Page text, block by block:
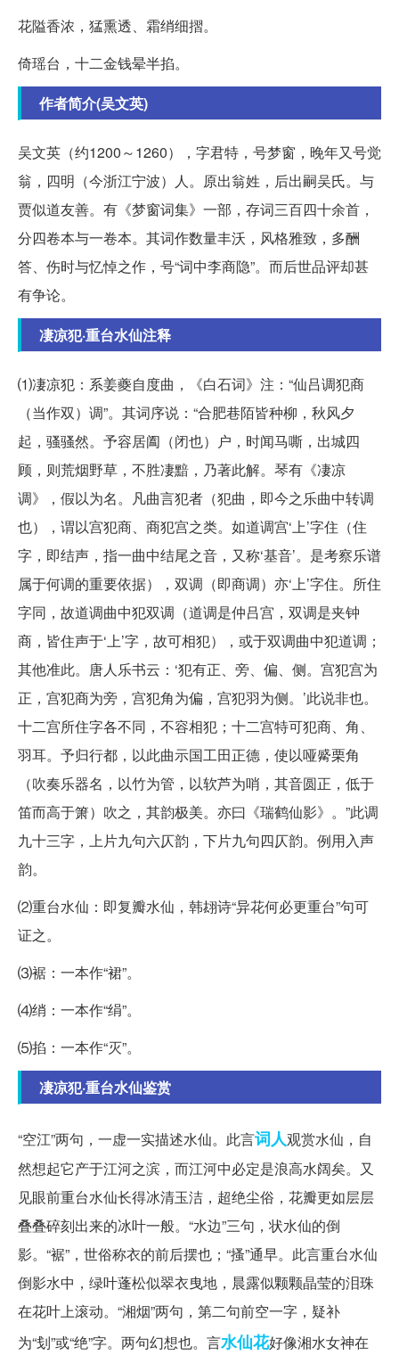
花隘香浓，猛熏透、霜绡细摺。
倚瑶台，十二金钱晕半掐。
作者简介(吴文英)
吴文英（约1200～1260），字君特，号梦窗，晚年又号觉
翁，四明（今浙江宁波）人。原出翁姓，后出嗣吴氏。与
贾似道友善。有《梦窗词集》一部，存词三百四十余首，
分四卷本与一卷本。其词作数量丰沃，风格雅致，多酬
答、伤时与忆悼之作，号“词中李商隐”。而后世品评却甚
有争论。
凄凉犯·重台水仙注释
⑴凄凉犯：系姜夔自度曲，《白石词》注：“仙吕调犯商
（当作双）调”。其词序说：“合肥巷陌皆种柳，秋风夕
起，骚骚然。予容居阖（闭也）户，时闻马嘶，出城四
顾，则荒烟野草，不胜凄黯，乃著此解。琴有《凄凉
调》，假以为名。凡曲言犯者（犯曲，即今之乐曲中转调
也），谓以宫犯商、商犯宫之类。如道调宫‘上’字住（住
字，即结声，指一曲中结尾之音，又称‘基音’。是考察乐谱
属于何调的重要依据），双调（即商调）亦‘上’字住。所住
字同，故道调曲中犯双调（道调是仲吕宫，双调是夹钟
商，皆住声于‘上’字，故可相犯），或于双调曲中犯道调；
其他准此。唐人乐书云：‘犯有正、旁、偏、侧。宫犯宫为
正，宫犯商为旁，宫犯角为偏，宫犯羽为侧。’此说非也。
十二宫所住字各不同，不容相犯；十二宫特可犯商、角、
羽耳。予归行都，以此曲示国工田正德，使以哑觱栗角
（吹奏乐器名，以竹为管，以软芦为哨，其音圆正，低于
笛而高于箫）吹之，其韵极美。亦曰《瑞鹤仙影》。”此调
九十三字，上片九句六仄韵，下片九句四仄韵。例用入声
韵。
⑵重台水仙：即复瓣水仙，韩翃诗“异花何必更重台”句可
证之。
⑶裾：一本作“裙”。
⑷绡：一本作“绢”。
⑸掐：一本作“灭”。
凄凉犯·重台水仙鉴赏
“空江”两句，一虚一实描述水仙。此言词人观赏水仙，自
然想起它产于江河之滨，而江河中必定是浪高水阔矣。又
见眼前重台水仙长得冰清玉洁，超绝尘俗，花瓣更如层层
叠叠碎刻出来的冰叶一般。“水边”三句，状水仙的倒
影。“裾”，世俗称衣的前后摆也；“搔”通早。此言重台水仙
倒影水中，绿叶蓬松似翠衣曳地，晨露似颗颗晶莹的泪珠
在花叶上滚动。“湘烟”两句，第二句前空一字，疑补
为“刬”或“绝”字。两句幻想也。言水仙花好像湘水女神在